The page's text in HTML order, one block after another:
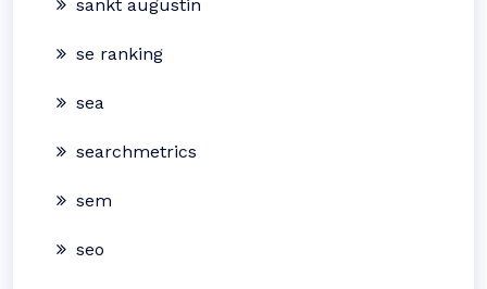
sankt augustin
se ranking
sea
searchmetrics
sem
seo